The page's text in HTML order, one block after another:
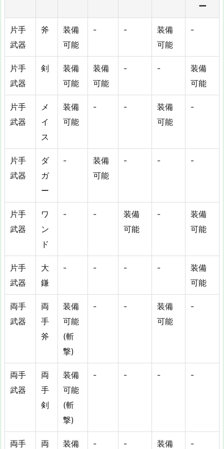
ー
片手
武器
斧
装備
可能
- -
装備
可能
-
片手
武器
剣
装備
可能
装備
可能
- -
装備
可能
片手
武器
メ
イ
ス
装備
可能
- -
装備
可能
-
片手
武器
ダ
ガ
ー
-
装備
可能
- - -
片手
武器
ワ
ン
ド
- -
装備
可能
-
装備
可能
片手
武器
大
鎌
- - - -
装備
可能
両手
武器
両
手
斧
装備
可能
(斬
撃)
- -
装備
可能
-
両手
武器
両
手
剣
装備
可能
(斬
撃)
- - - -
両手
両
装備
- -
装備
-